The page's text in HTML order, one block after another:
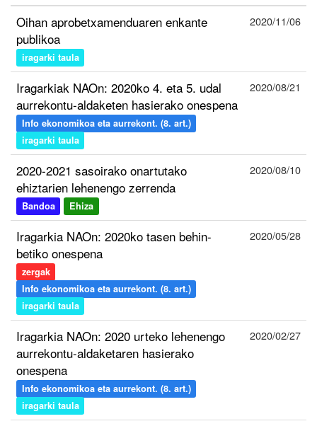
Oihan aprobetxamenduaren enkante
publikoa
iragarki taula
2020/11/06
Iragarkiak NAOn: 2020ko 4. eta 5. udal
aurrekontu-aldaketen hasierako onespena
Info ekonomikoa eta aurrekont. (8. art.)
iragarki taula
2020/08/21
2020-2021 sasoirako onartutako
ehiztarien lehenengo zerrenda
Bandoa Ehiza
2020/08/10
Iragarkia NAOn: 2020ko tasen behin-
betiko onespena
zergak
Info ekonomikoa eta aurrekont. (8. art.)
iragarki taula
2020/05/28
Iragarkia NAOn: 2020 urteko lehenengo
aurrekontu-aldaketaren hasierako
onespena
Info ekonomikoa eta aurrekont. (8. art.)
iragarki taula
2020/02/27